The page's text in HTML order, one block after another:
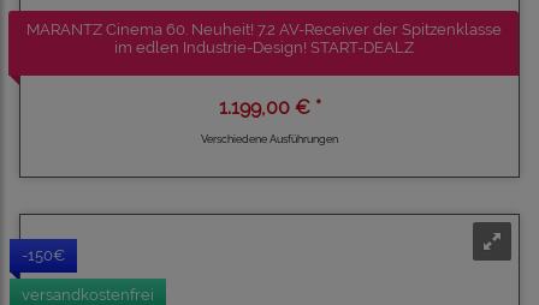
MARANTZ Cinema 60. Neuheit! 7.2 AV-Receiver der Spitzenklasse
im edlen Industrie-Design! START-DEALZ
1.199,00 € *
Verschiedene Ausführungen
-150€
versandkostenfrei